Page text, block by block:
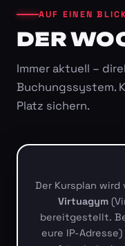
AUF EINEN
DER
Immer aktuell –
Buchungssystem.
Platz sichern.
Der Kursplan
Virtuagym
bereitgestellt.
eure IP-